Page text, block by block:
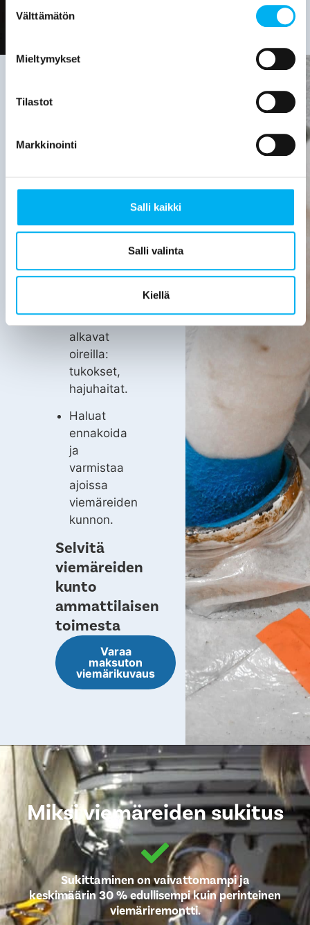
valinta
Välttämätön
Mieltymykset
Tilastot
Markkinointi
Salli kaikki
Salli valinta
Kiellä
tarve on
hyvä
selvittää,
kun:
vuotta
Viemärit
alkavat
oireilla:
tukokset,
hajuhaitat.
Haluat
ennakoida
ja
varmistaa
ajoissa
viemäreiden
kunnon.
Selvitä
viemäreiden
kunto
ammattilaisen
toimesta
Varaa
maksuton
viemärikuvaus
Miksi viemäreiden sukitus
Sukittaminen on vaivattomampi ja
keskimäärin 30 % edullisempi kuin perinteinen
viemäriremontti.